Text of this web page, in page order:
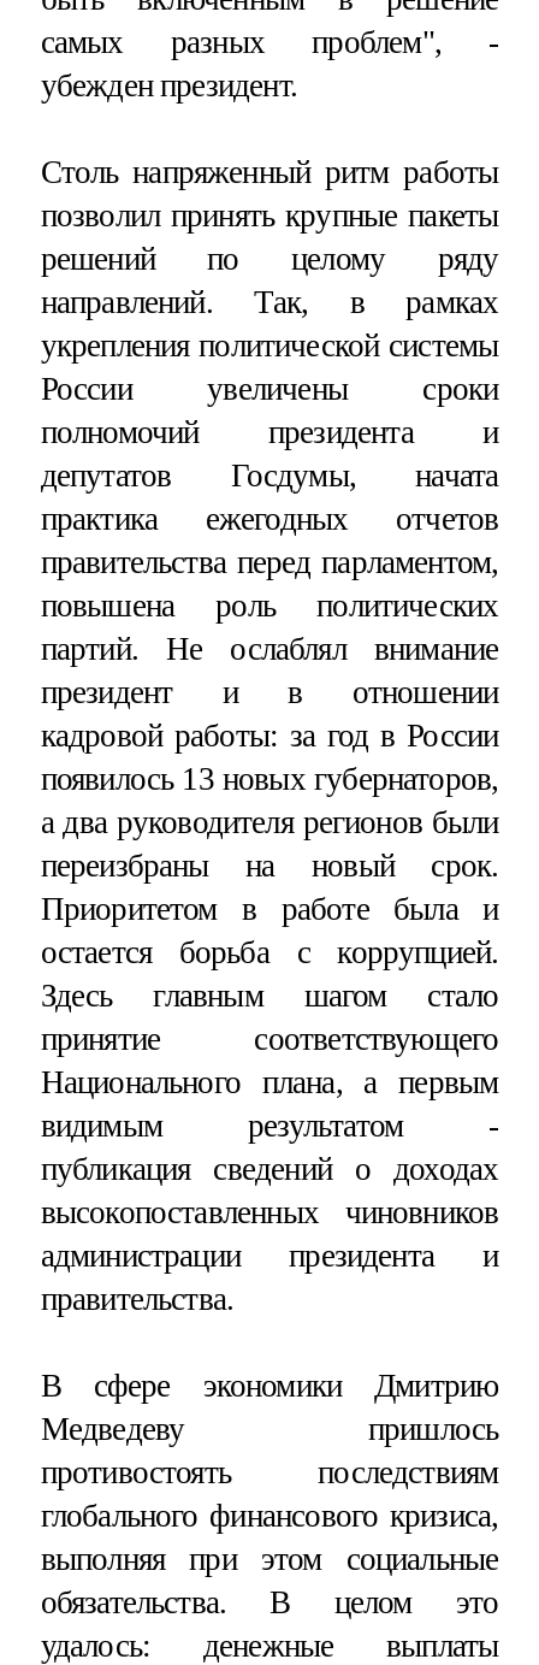
самых разных проблем", -
убежден президент.
Столь напряженный ритм работы
позволил принять крупные пакеты
решений по целому ряду
направлений. Так, в рамках
укрепления политической системы
России увеличены сроки
полномочий президента и
депутатов Госдумы, начата
практика ежегодных отчетов
правительства перед парламентом,
повышена роль политических
партий. Не ослаблял внимание
президент и в отношении
кадровой работы: за год в России
появилось 13 новых губернаторов,
а два руководителя регионов были
переизбраны на новый срок.
Приоритетом в работе была и
остается борьба с коррупцией.
Здесь главным шагом стало
принятие соответствующего
Национального плана, а первым
видимым результатом -
публикация сведений о доходах
высокопоставленных чиновников
администрации президента и
правительства.
В сфере экономики Дмитрию
Медведеву пришлось
противостоять последствиям
глобального финансового кризиса,
выполняя при этом социальные
обязательства. В целом это
удалось: денежные выплаты